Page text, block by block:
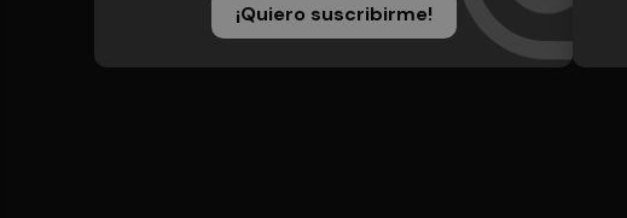
¡Quiero suscribirme!